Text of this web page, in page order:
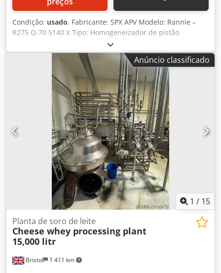
Condição: usado, Fabricante: SPX APV Modelo: Rannie –
R275 Q-70 5140 X Tipo: Homogeneizador de pistão
Potência: 250 kW Pressão máxima: 300 bares Capacidade
máxima: 27.000 L/h Dwedpfx Asx R A E Dopwoa Carcaça em
aço inoxidável com pré-insonorização. Número de pistões:
5 Estágio / efeito de homogeneização: 2 Suporte de piso
disponível, não visível nas fotos. Segunda unidade idêntica
disponível: Referência osertech # 12049
Anúncio classificado
1 / 15
Bristol 1 411 km
Planta de soro de leite
Cheese whey processing plant
15,000 litr